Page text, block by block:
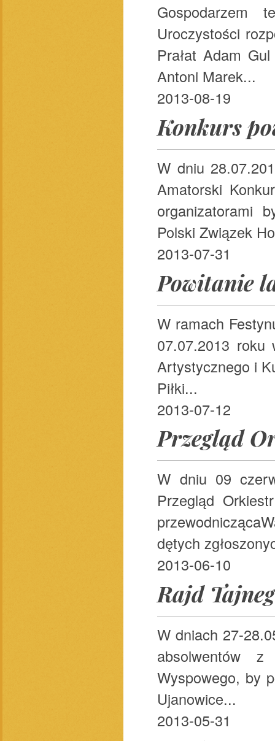
Gospodarzem
Uroczystości
Prałat Adam
Antoni Marek...
2013-08-19
Konkurs
W dniu
Amatorski
organizatorami
Polski Związek
2013-07-31
Powitanie
W ramach
07.07.2013 roku
Artystycznego i
Piłki...
2013-07-12
Przegląd
W dniu 09
Przegląd
dętych
2013-06-10
Rajd
W dniach 27-
absolwentów
Wyspowego, by
Ujanowice...
2013-05-31